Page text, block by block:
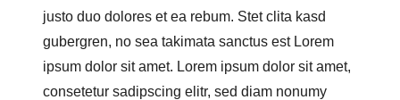
justo duo dolores et ea rebum. Stet clita kasd
gubergren, no sea takimata sanctus est Lorem
ipsum dolor sit amet. Lorem ipsum dolor sit amet,
consetetur sadipscing elitr, sed diam nonumy